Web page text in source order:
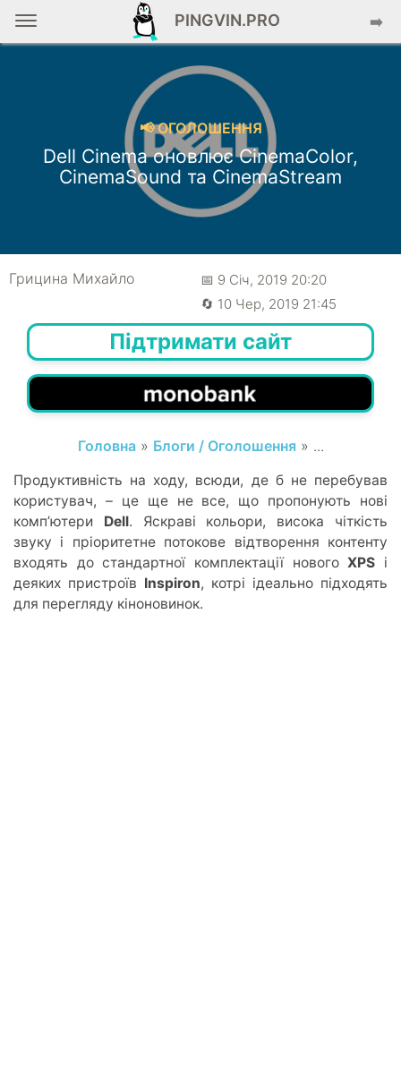
PINGVIN.PRO ➡️
📢 ОГОЛОШЕННЯ
Dell Cinema оновлює CinemaColor,
CinemaSound та CinemaStream
Грицина Михайло
📅 9 Січ, 2019 20:20
🔄 10 Чер, 2019 21:45
Підтримати сайт
Головна» Блоги / Оголошення » ...
Продуктивність на ходу, всюди, де б не перебував
користувач, – це ще не все, що пропонують нові
комп’ютери Dell. Яскраві кольори, висока чіткість
звуку і пріоритетне потокове відтворення контенту
входять до стандартної комплектації новогоXPS і
деяких пристроїв Inspiron, котрі ідеально підходять
для перегляду кіноновинок.